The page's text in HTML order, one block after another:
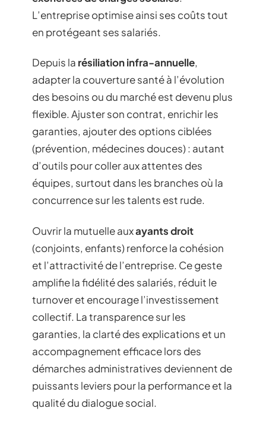
L’entreprise optimise ainsi ses coûts tout
en protégeant ses salariés.
Depuis la résiliation infra-annuelle,
adapter la couverture santé à l’évolution
des besoins ou du marché est devenu plus
flexible. Ajuster son contrat, enrichir les
garanties, ajouter des options ciblées
(prévention, médecines douces) : autant
d’outils pour coller aux attentes des
équipes, surtout dans les branches où la
concurrence sur les talents est rude.
Ouvrir la mutuelle auxayants droit
(conjoints, enfants) renforce la cohésion
et l’attractivité de l’entreprise. Ce geste
amplifie la fidélité des salariés, réduit le
turnover et encourage l’investissement
collectif. La transparence sur les
garanties, la clarté des explications et un
accompagnement efficace lors des
démarches administratives deviennent de
puissants leviers pour la performance et la
qualité du dialogue social.